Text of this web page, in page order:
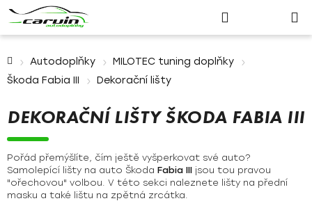
Přihlášení
košík
Autodoplňky
MILOTEC tuning doplňky
Škoda Fabia III
Dekorační lišty
DEKORAČNÍ LIŠTY ŠKODA FABIA III
Pořád přemýšlíte, čím ještě vyšperkovat své auto?
Samolepící lišty na auto Škoda Fabia III jsou tou pravou
"ořechovou" volbou. V této sekci naleznete lišty na přední
masku a také lištu na zpětná zrcátka.